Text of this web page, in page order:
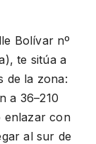
Bolívar nº
te sitúa a
de la zona:
a 36–210
enlazar con
al sur de